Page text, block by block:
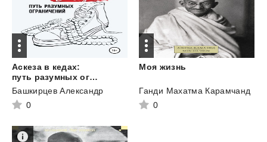
Аскеза в кедах:
путь разумных ограничений
Башкирцев Александр
0
Моя жизнь
Ганди Махатма Карамчанд
0